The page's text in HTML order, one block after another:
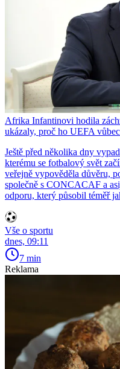
Afrika Infantinovi hodila
ukázaly, proč ho UEFA
Ještě před několika dny
kterému se fotbalový svět
veřejně vypověděla důvěru,
společně s CONCACAF a
odporu, který působil téměř
Vše o sportu
dnes, 09:11
7 min
Reklama